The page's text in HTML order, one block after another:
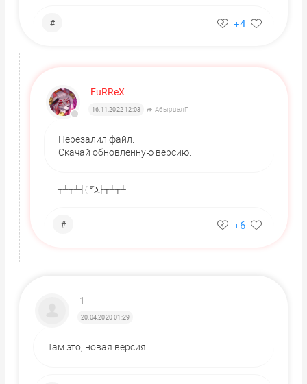
# +4
FuRReX
16.11.2022 12:03 АбырвалГ
Перезалил файл.
Скачай обновлённую версию.
┬┴┬┴┤( ͡° ͜ʖ├┬┴┬┴
# +6
1
20.04.2020 01:29
Там это, новая версия